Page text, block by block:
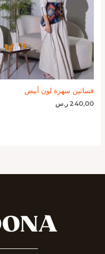
فساتين سهرة لون أبيض
240,00 ر.س